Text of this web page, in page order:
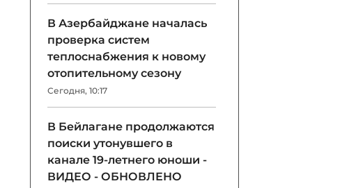
В Азербайджане началась
проверка систем
теплоснабжения к новому
отопительному сезону
Сегодня, 10:17
В Бейлагане продолжаются
поиски утонувшего в
канале 19-летнего юноши -
ВИДЕО - ОБНОВЛЕНО